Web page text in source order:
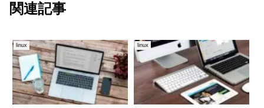
関連記事
linux linux